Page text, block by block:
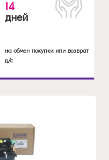
14
дней
на обмен покупки или возврат
д/с